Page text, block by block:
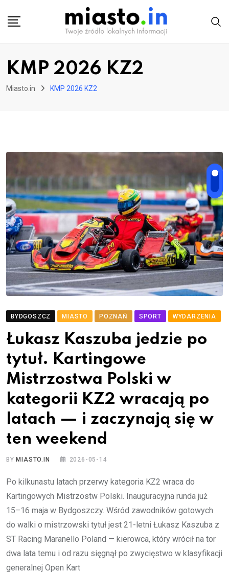
KMP 2026 KZ2
Miasto.in KMP 2026 KZ2
BYDGOSZCZ MIASTO POZNAŃ SPORT WYDARZENIA
Łukasz Kaszuba jedzie po
tytuł. Kartingowe
Mistrzostwa Polski w
kategorii KZ2 wracają po
latach — i zaczynają się w
ten weekend
BY MIASTO.IN 2026-05-14
Po kilkunastu latach przerwy kategoria KZ2 wraca do
Kartingowych Mistrzostw Polski. Inauguracyjna runda już
15–16 maja w Bydgoszczy. Wśród zawodników gotowych
do walki o mistrzowski tytuł jest 21-letni Łukasz Kaszuba z
ST Racing Maranello Poland — kierowca, który wrócił na tor
dwa lata temu i od razu sięgnął po zwycięstwo w klasyfikacji
generalnej Open Kart